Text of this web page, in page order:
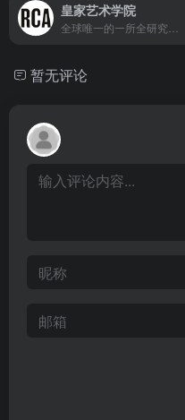
皇家艺术学院
暂无评论